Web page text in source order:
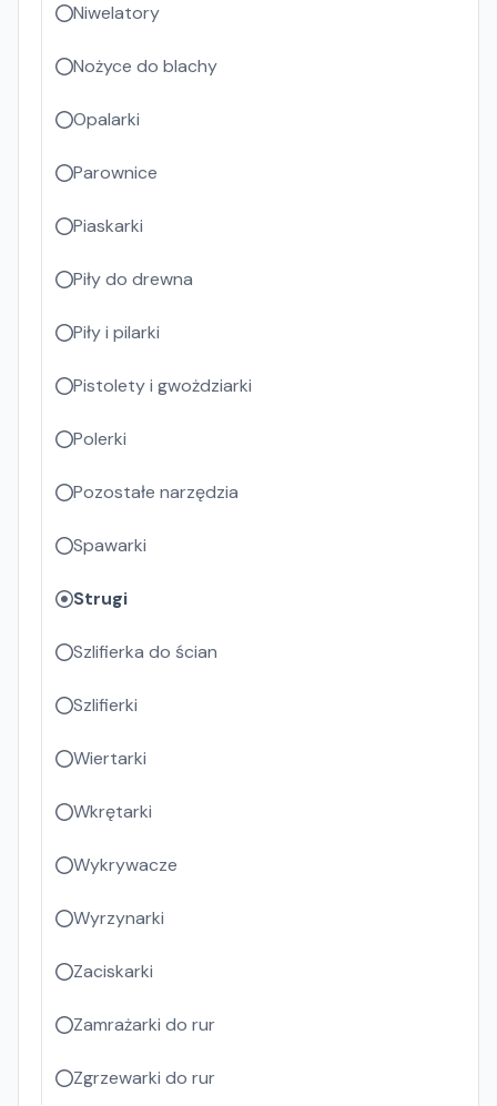
Niwelatory
Nożyce do blachy
Opalarki
Parownice
Piaskarki
Piły do drewna
Piły i pilarki
Pistolety i gwożdziarki
Polerki
Pozostałe narzędzia
Spawarki
Strugi
Szlifierka do ścian
Szlifierki
Wiertarki
Wkrętarki
Wykrywacze
Wyrzynarki
Zaciskarki
Zamrażarki do rur
Zgrzewarki do rur